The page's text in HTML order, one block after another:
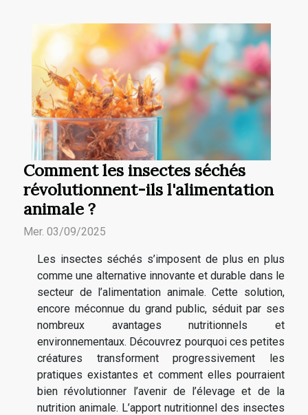
Comment les insectes séchés
révolutionnent-ils l'alimentation
animale ?
Mer. 03/09/2025
Les insectes séchés s’imposent de plus en plus
comme une alternative innovante et durable dans le
secteur de l’alimentation animale. Cette solution,
encore méconnue du grand public, séduit par ses
nombreux avantages nutritionnels et
environnementaux. Découvrez pourquoi ces petites
créatures transforment progressivement les
pratiques existantes et comment elles pourraient
bien révolutionner l’avenir de l’élevage et de la
nutrition animale. L’apport nutritionnel des insectes